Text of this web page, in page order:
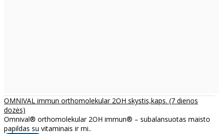
OMNIVAL immun orthomolekular 2OH skystis,kaps. (7 dienos
dozės)
Omnival® orthomolekular 2OH immun® – subalansuotas maisto
papildas su vitaminais ir mi..